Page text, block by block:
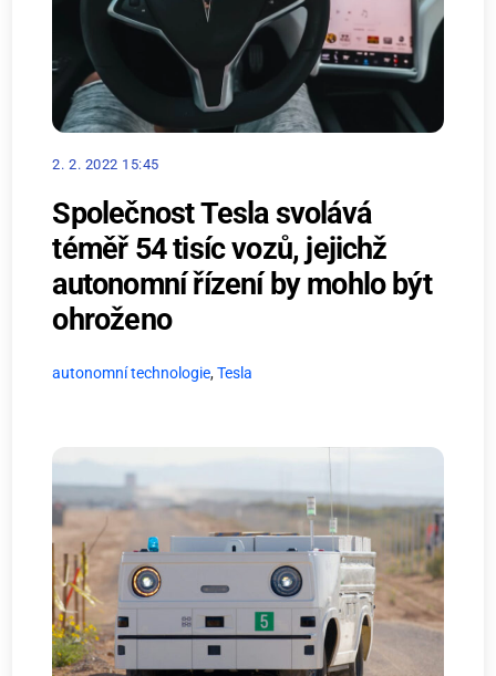
2. 2. 2022 15:45
Společnost Tesla svolává
téměř 54 tisíc vozů, jejichž
autonomní řízení by mohlo být
ohroženo
autonomní technologie,Tesla